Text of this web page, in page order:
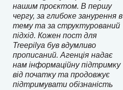
нашим проєктом. В першу
чергу, за глибоке занурення в
тему та за структурований
підхід. Кожен пост для
Treepilya був вдумливо
прописаний. Агенція надає
нам інформаційну підтримку
від початку та продовжує
підтримувати обізнаність